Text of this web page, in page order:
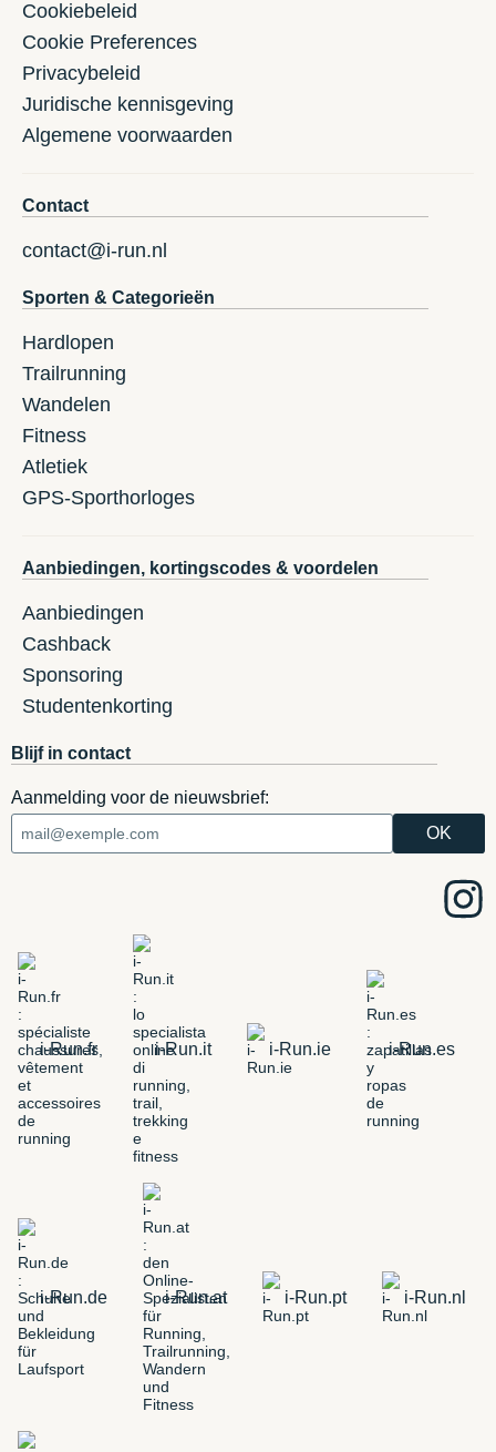
Cookiebeleid
Cookie Preferences
Privacybeleid
Juridische kennisgeving
Algemene voorwaarden
Contact
contact@i-run.nl
Sporten & Categorieën
Hardlopen
Trailrunning
Wandelen
Fitness
Atletiek
GPS-Sporthorloges
Aanbiedingen, kortingscodes & voordelen
Aanbiedingen
Cashback
Sponsoring
Studentenkorting
Blijf in contact
Aanmelding voor de nieuwsbrief:
i-Run.fr i-Run.it i-Run.ie i-Run.es
i-Run.de i-Run.at i-Run.pt i-Run.nl